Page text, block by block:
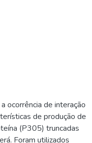
ocorrência de interação
de produção de
(P305) truncadas
Foram utilizados